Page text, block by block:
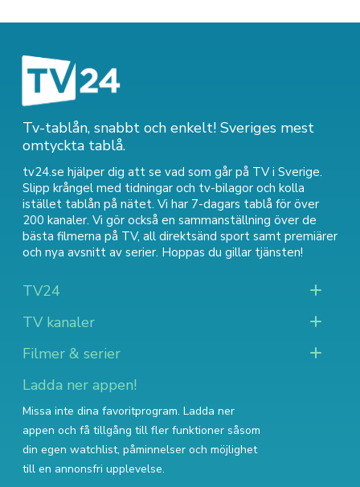
Tv-tablån, snabbt och enkelt! Sveriges mest
omtyckta tablå.
tv24.se hjälper dig att se vad som går på TV i Sverige.
Slipp krångel med tidningar och tv-bilagor och kolla
istället tablån på nätet. Vi har 7-dagars tablå för över
200 kanaler. Vi gör också en sammanställning över de
bästa filmerna på TV, all direktsänd sport samt premiärer
och nya avsnitt av serier. Hoppas du gillar tjänsten!
TV24
TV kanaler
Filmer & serier
Ladda ner appen!
Missa inte dina favoritprogram. Ladda ner
appen och få tillgång till fler funktioner såsom
din egen watchlist, påminnelser och möjlighet
till en annonsfri upplevelse.